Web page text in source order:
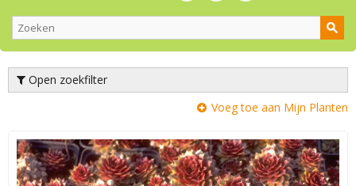
Open zoekfilter
Voeg toe aan Mijn Planten